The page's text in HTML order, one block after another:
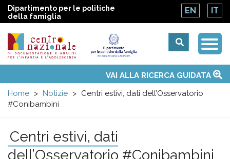
Dipartimento per le politiche
della famiglia
EN IT
Centro
nazionale
di
Documentazione
menu
Temi
Attività
Convenzione ONUVAI ALLA RICERCA GUIDATA
Home
Notizie
Centri estivi, dati dell’Osservatorio
#Conibambini
Centri estivi, dati
dell’Osservatorio #Conibambini